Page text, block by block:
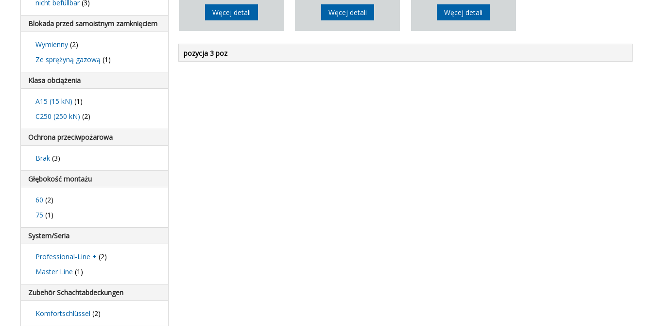
nicht befüllbar(3)
Blokada przed samoistnym zamknięciem
Wymienny (2)
Ze sprężyną gazową (1)
Klasa obciążenia
A15 (15 kN) (1)
C250 (250 kN) (2)
Ochrona przeciwpożarowa
Brak (3)
Głębokość montażu
60 (2)
75 (1)
System/Seria
Professional-Line + (2)
Master Line (1)
Zubehör Schachtabdeckungen
Komfortschlüssel (2)
Węcej detali Węcej detali Węcej detali
pozycja 3 poz